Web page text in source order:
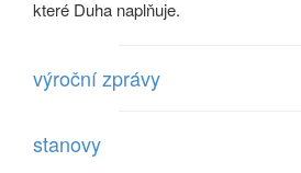
které Duha naplňuje.
výroční zprávy
stanovy